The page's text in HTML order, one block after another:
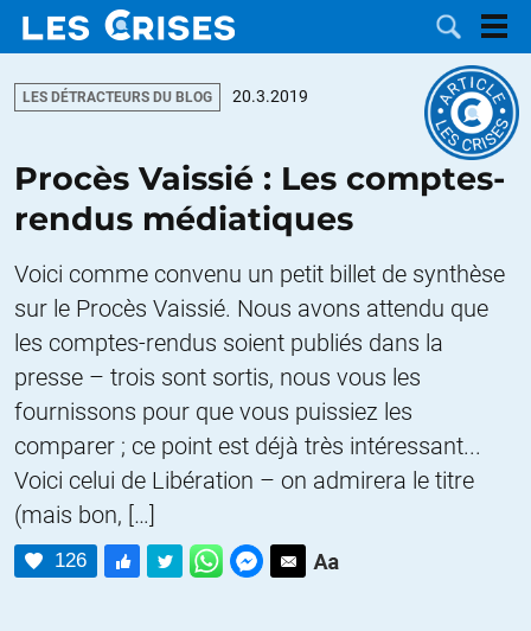
DOSSIERS
CATÉGORIES
MOTS CLÉS
NOUS
CONTACTER
FAIRE UN
DON
LES DÉTRACTEURS DU BLOG 20.3.2019
Procès Vaissié : Les comptes-
rendus médiatiques
Voici comme convenu un petit billet de synthèse
sur le Procès Vaissié. Nous avons attendu que
les comptes-rendus soient publiés dans la
presse – trois sont sortis, nous vous les
fournissons pour que vous puissiez les
comparer ; ce point est déjà très intéressant...
Voici celui de Libération – on admirera le titre
(mais bon, […]
126